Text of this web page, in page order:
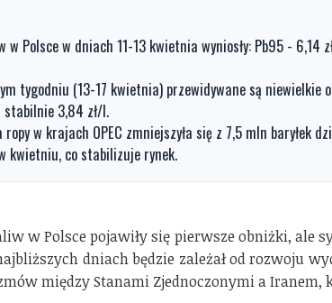
w Polsce w dniach 11-13 kwietnia wyniosły: Pb95 - 6,14
tygodniu (13-17 kwietnia) przewidywane są niewielkie
stabilnie 3,84 zł/l.
ropy w krajach OPEC zmniejszyła się z 7,5 mln baryłek
kwietniu, co stabilizuje rynek.
w Polsce pojawiły się pierwsze obniżki, ale
dniach będzie zależał od rozwoju
między Stanami Zjednoczonymi a Iranem,